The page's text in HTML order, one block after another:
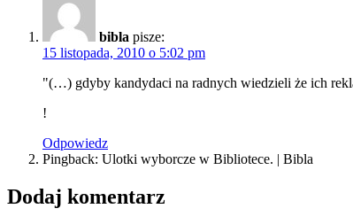
bibla pisze:
15 listopada, 2010 o 5:02 pm
"(…) gdyby kandydaci na radnych wiedzieli że ich
!
Odpowiedz
Pingback: Ulotki wyborcze w Bibliotece. | Bibla
Dodaj komentarz